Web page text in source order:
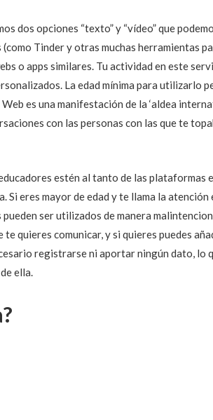
dos opciones “texto” y “vídeo” que
Tinder y otras muchas herramientas
o apps similares. Tu actividad en este
La edad mínima para utilizarlo
es una manifestación de la ‘aldea
con las personas con las que te
estén al tanto de las plataformas
eres mayor de edad y te llama la
ser utilizados de manera
quieres comunicar, y si quieres puedes
registrarse ni aportar ningún dato, lo
ella.